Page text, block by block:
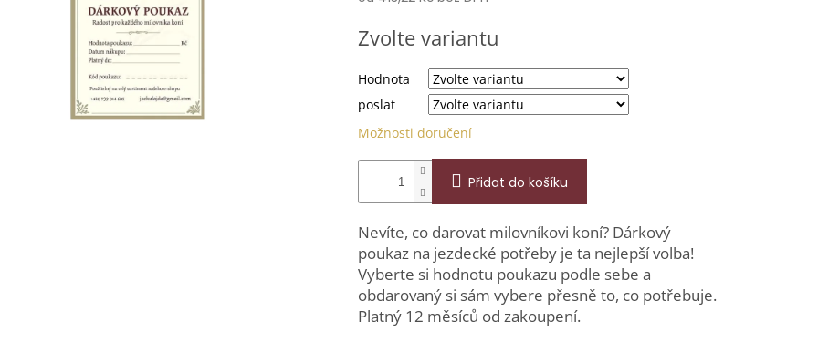
0,0
5
cena:
Zvolte variantu
Hodnota
poslat
Možnosti doručení
Přidat do košíku
Nevíte, co darovat milovníkovi koní? Dárkový
poukaz na jezdecké potřeby je ta nejlepší volba!
Vyberte si hodnotu poukazu podle sebe a
obdarovaný si sám vybere přesně to, co potřebuje.
Platný 12 měsíců od zakoupení.